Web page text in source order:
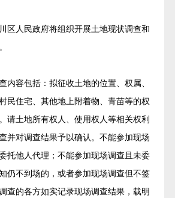
区人民政府将组织开展土地现状调查和
内容包括：拟征收土地的位置、权属、
民住宅、其他地上附着物、青苗等的权
请土地所有权人、使用权人等相关权利
并对调查结果予以确认。不能参加现场
托他人代理；不能参加现场调查且未委
仍不到场的，或者参加现场调查但不签
查的各方如实记录现场调查结果，载明